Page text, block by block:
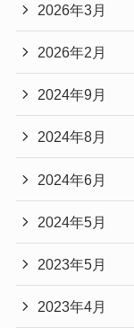
2026年3月
2026年2月
2024年9月
2024年8月
2024年6月
2024年5月
2023年5月
2023年4月